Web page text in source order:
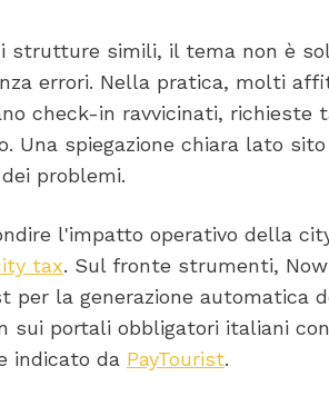
strutture simili, il tema non è
errori. Nella pratica, molti
check-in ravvicinati, richieste
Una spiegazione chiara lato
problemi.
l'impatto operativo della
tax. Sul fronte strumenti,
per la generazione automatica
sui portali obbligatori italiani
indicato da PayTourist.